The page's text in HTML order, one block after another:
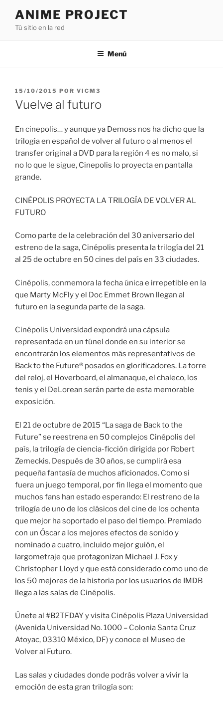
contenido
ANIME PROJECT
Tú sitio en la red
Menú
PUBLICADO
EL
15/10/2015 POR VICM3
Vuelve al futuro
En cinepolis… y aunque ya Demoss nos ha dicho que la
trilogia en español de volver al futuro o al menos el
transfer original a DVD para la región 4 es no malo, si
no lo que le sigue, Cinepolis lo proyecta en pantalla
grande.
CINÉPOLIS PROYECTA LA TRILOGÍA DE VOLVER AL
FUTURO
Como parte de la celebración del 30 aniversario del
estreno de la saga, Cinépolis presenta la trilogía del 21
al 25 de octubre en 50 cines del país en 33 ciudades.
Cinépolis, conmemora la fecha única e irrepetible en la
que Marty McFly y el Doc Emmet Brown llegan al
futuro en la segunda parte de la saga.
Cinépolis Universidad expondrá una cápsula
representada en un túnel donde en su interior se
encontrarán los elementos más representativos de
Back to the Future® posados en glorificadores. La torre
del reloj, el Hoverboard, el almanaque, el chaleco, los
tenis y el DeLorean serán parte de esta memorable
exposición.
El 21 de octubre de 2015 “La saga de Back to the
Future” se reestrena en 50 complejos Cinépolis del
país, la trilogía de ciencia-ficción dirigida por Robert
Zemeckis. Después de 30 años, se cumplirá esa
pequeña fantasía de muchos aficionados. Como si
fuera un juego temporal, por fin llega el momento que
muchos fans han estado esperando: El restreno de la
trilogía de uno de los clásicos del cine de los ochenta
que mejor ha soportado el paso del tiempo. Premiado
con un Óscar a los mejores efectos de sonido y
nominado a cuatro, incluido mejor guión, el
largometraje que protagonizan Michael J. Fox y
Christopher Lloyd y que está considerado como uno de
los 50 mejores de la historia por los usuarios de IMDB
llega a las salas de Cinépolis.
Únete al #B2TFDAY y visita Cinépolis Plaza Universidad
(Avenida Universidad No. 1000 – Colonia Santa Cruz
Atoyac, 03310 México, DF) y conoce el Museo de
Volver al Futuro.
Las salas y ciudades donde podrás volver a vivir la
emoción de esta gran trilogía son: